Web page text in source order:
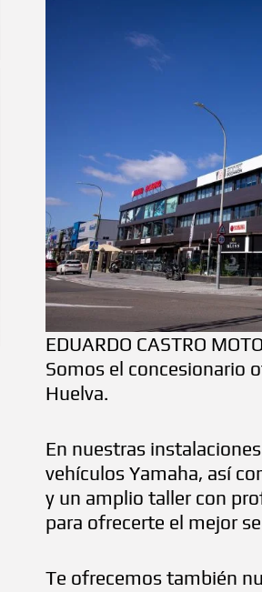
EDUARDO CASTRO
Somos el concesionario
Huelva.
En nuestras
vehículos Yamaha, así
y un amplio taller con
para ofrecerte el mejor
Te ofrecemos también